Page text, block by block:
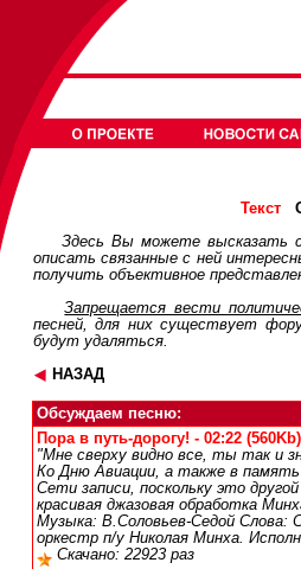
Текст
Здесь Вы можете высказать
описать связанные с ней
получить объективное
Запрещается вести
песней, для них существует
будут удаляться.
НАЗАД
Обсуждаем песню:
Пора в путь-дорогу! - 02:22 (560Kb)
"Мне сверху видно все, ты так и
Ко Дню Авиации, а также в
Сети записи, поскольку это
красивая джазовая обработка
Музыка: В.Соловьев-Седой Слова:
оркестр п/у Николая Минха.
Скачано: 22923 раз